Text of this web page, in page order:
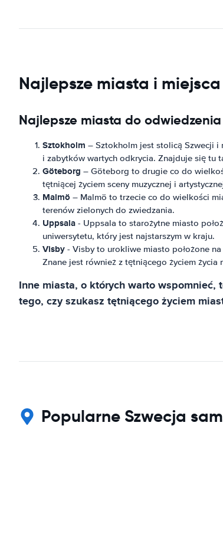
Najlepsze miasta i
Najlepsze miasta do
Sztokholm – Sztokholm jest stolicą Szwecji i
i zabytków wartych odkrycia. Znajduje się tu
Göteborg – Göteborg to drugie co do
tętniącej życiem sceny muzycznej i
Malmö – Malmö to trzecie co do wielkości
terenów zielonych do zwiedzania.
Uppsala - Uppsala to starożytne miasto
uniwersytetu, który jest najstarszym w kraju.
Visby - Visby to urokliwe miasto położone
Znane jest również z tętniącego życiem życia
Inne miasta, o których warto
tego, czy szukasz tętniącego życiem
Popularne Szwecja